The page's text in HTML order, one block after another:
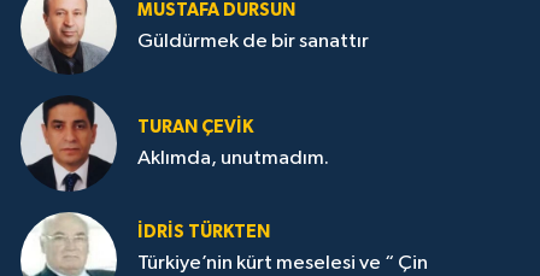
MUSTAFA DURSUN
Güldürmek de bir sanattır
TURAN ÇEVİK
Aklımda, unutmadım.
İDRİS TÜRKTEN
Türkiye’nin kürt meselesi ve “ Çin